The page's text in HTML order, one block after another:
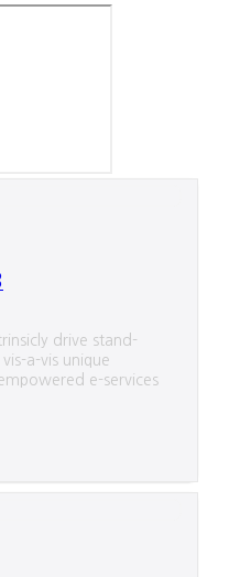
drive stand-
a-vis unique
e-services